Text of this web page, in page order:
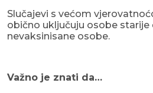
Slučajevi s većom
obično uključuju osobe
nevaksinisane osobe.
Važno je znati da…